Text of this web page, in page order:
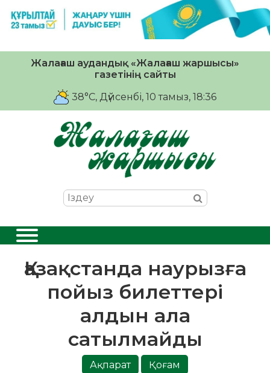
Жалағаш аудандық «Жалағаш жаршысы»
газетінің сайты
38°C, Дүйсенбі, 10 тамыз, 18:36
Қазақстанда наурызға
пойыз билеттері
алдын ала
сатылмайды
Ақпарат
Қоғам